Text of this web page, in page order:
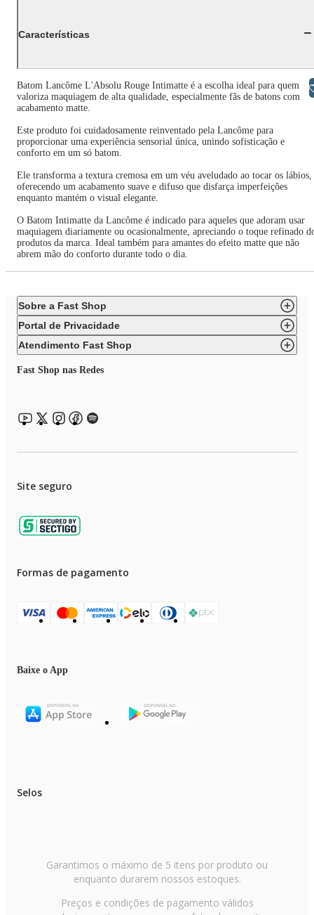
Características
Batom Lancôme L'Absolu Rouge Intimatte é a escolha ideal para quem
valoriza maquiagem de alta qualidade, especialmente fãs de batons com
acabamento matte.
Este produto foi cuidadosamente reinventado pela Lancôme para
proporcionar uma experiência sensorial única, unindo sofisticação e
conforto em um só batom.
Ele transforma a textura cremosa em um véu aveludado ao tocar os lábios,
oferecendo um acabamento suave e difuso que disfarça imperfeições
enquanto mantém o visual elegante.
O Batom Intimatte da Lancôme é indicado para aqueles que adoram usar
maquiagem diariamente ou ocasionalmente, apreciando o toque refinado
produtos da marca. Ideal também para amantes do efeito matte que não
abrem mão do conforto durante todo o dia.
Sobre a Fast Shop
Portal de Privacidade
Atendimento Fast Shop
Fast Shop nas Redes
Site seguro
Formas de pagamento
Baixe o App
Selos
Garantimos o máximo de 5 itens por produto ou
enquanto durarem nossos estoques.
Preços e condições de pagamento válidos
Libras